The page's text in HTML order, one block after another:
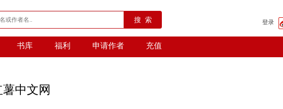
搜 索 登录
书库 福利 申请作者 充值
中文网